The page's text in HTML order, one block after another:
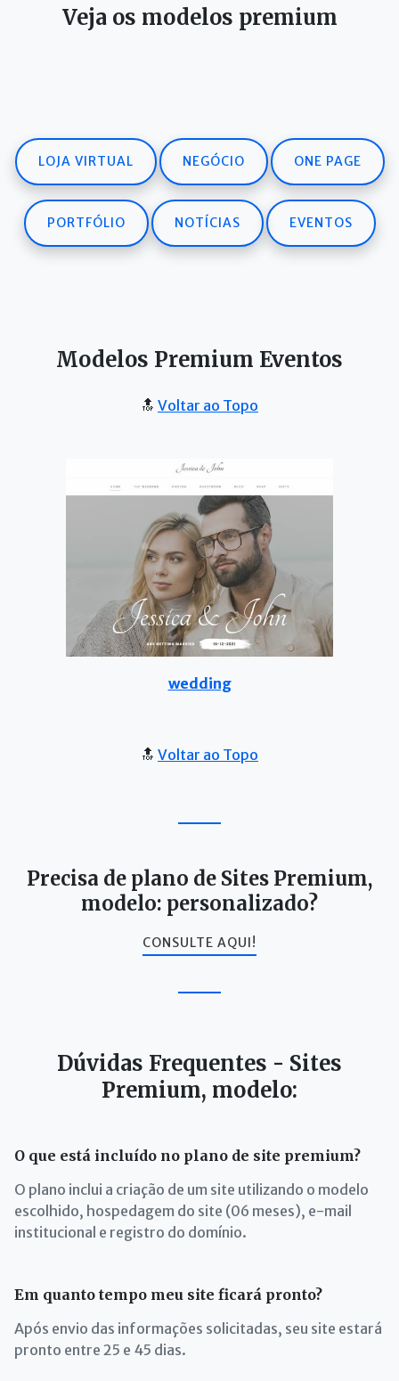
Veja os modelos premium
LOJA VIRTUAL NEGÓCIO ONE PAGE
PORTFÓLIO NOTÍCIAS EVENTOS
Modelos Premium Eventos
🔝 Voltar ao Topo
wedding
🔝 Voltar ao Topo
Precisa de plano de Sites Premium,
modelo: personalizado?
CONSULTE AQUI!
Dúvidas Frequentes - Sites
Premium, modelo:
O que está incluído no plano de site premium?
O plano inclui a criação de um site utilizando o modelo
escolhido, hospedagem do site (06 meses), e-mail
institucional e registro do domínio.
Em quanto tempo meu site ficará pronto?
Após envio das informações solicitadas, seu site estará
pronto entre 25 e 45 dias.